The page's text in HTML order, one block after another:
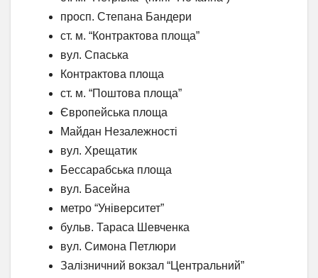
просп. Степана Бандери
ст. м. “Контрактова площа”
вул. Спаська
Контрактова площа
ст. м. “Поштова площа”
Європейська площа
Майдан Незалежності
вул. Хрещатик
Бессарабська площа
вул. Басейна
метро “Університет”
бульв. Тараса Шевченка
вул. Симона Петлюри
Залізничний вокзал “Центральний”